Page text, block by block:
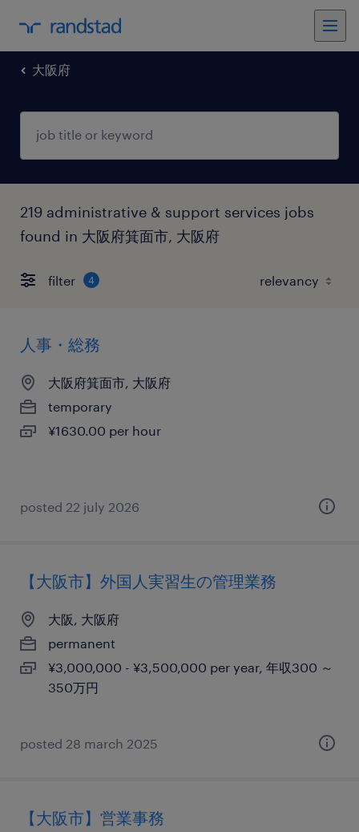
大阪府
219 administrative & support services jobs
found in 大阪府箕面市, 大阪府
filter 4
人事・総務
大阪府箕面市, 大阪府
temporary
¥1630.00 per hour
posted 22 july 2026
【大阪市】外国人実習生の管理業務
大阪, 大阪府
permanent
¥3,000,000 - ¥3,500,000 per year, 年収300 ～
350万円
posted 28 march 2025
【大阪市】営業事務